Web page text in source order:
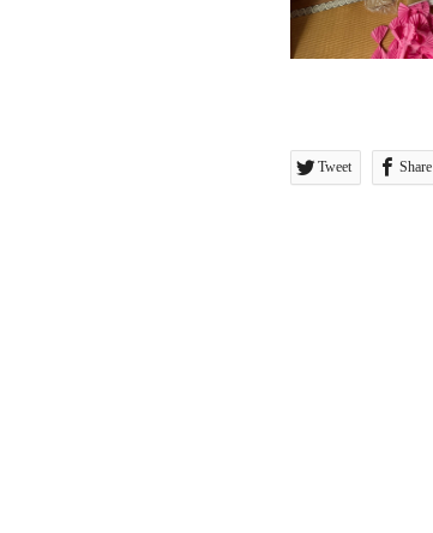
Tweet Share